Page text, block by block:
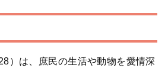
）は、庶民の生活や動物を愛情深